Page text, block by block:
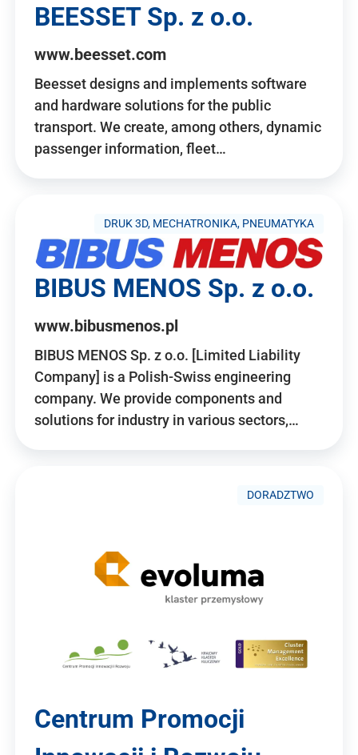
BEESSET Sp. z o.o.
www.beesset.com
Beesset designs and implements software
and hardware solutions for the public
transport. We create, among others, dynamic
passenger information, fleet…
DRUK 3D, MECHATRONIKA, PNEUMATYKA
BIBUS MENOS Sp. z o.o.
www.bibusmenos.pl
BIBUS MENOS Sp. z o.o. [Limited Liability
Company] is a Polish-Swiss engineering
company. We provide components and
solutions for industry in various sectors,…
DORADZTWO
Centrum Promocji